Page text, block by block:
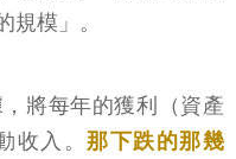
規模」。
將每年的獲利（資產
收入。那下跌的那幾